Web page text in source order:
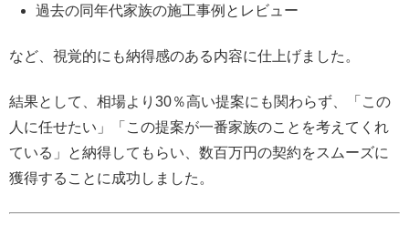
過去の同年代家族の施工事例とレビュー
など、視覚的にも納得感のある内容に仕上げました。
結果として、相場より30％高い提案にも関わらず、「この
人に任せたい」「この提案が一番家族のことを考えてくれ
ている」と納得してもらい、数百万円の契約をスムーズに
獲得することに成功しました。